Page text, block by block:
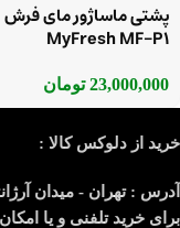
پشتی ماساژور مای فرش
MyFresh MF-P1
23,000,000 تومان
خرید از دلوکس کالا :
آدرس : تهران - میدان
برای خرید تلفنی و یا